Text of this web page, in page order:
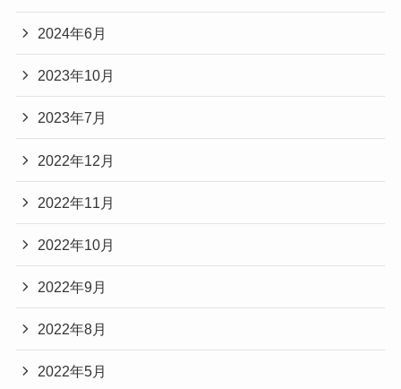
2024年6月
2023年10月
2023年7月
2022年12月
2022年11月
2022年10月
2022年9月
2022年8月
2022年5月